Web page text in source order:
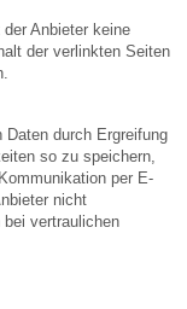
Anbieter keine
der verlinkten Seiten
Daten durch Ergreifung
so zu speichern,
per E-
nicht
vertraulichen